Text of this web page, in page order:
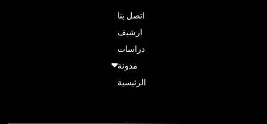
اتصل بنا
ارشيف
دراسات
مدونة
الرئيسية